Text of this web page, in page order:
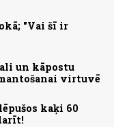
"Vai šī ir
un kāpostu
virtuvē
kaķi 60